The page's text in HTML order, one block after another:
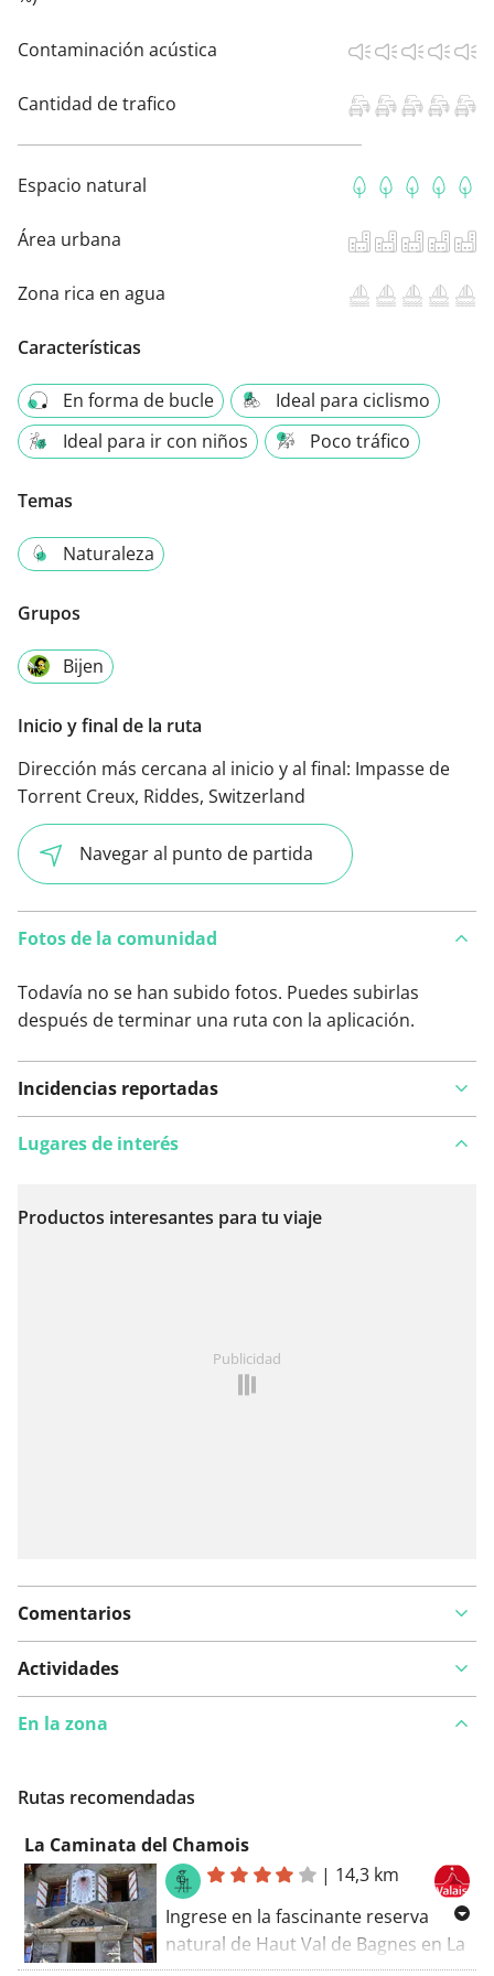
Contaminación acústica
Cantidad de trafico
Espacio natural
Área urbana
Zona rica en agua
Características
En forma de bucle
Ideal para ciclismo
Ideal para ir con niños
Poco tráfico
Temas
Naturaleza
Grupos
Bijen
Inicio y final de la ruta
Dirección más cercana al inicio y al final: Impasse de
Torrent Creux, Riddes, Switzerland
Navegar al punto de partida
Fotos de la comunidad
Todavía no se han subido fotos. Puedes subirlas
después de terminar una ruta con la aplicación.
Incidencias reportadas
Ver en el mapa
Lugares de interés
Productos interesantes para tu viaje
Publicidad
Comentarios
Actividades
En la zona
Rutas recomendadas
La Caminata del Chamois
| 14,3 km
Ingrese en la fascinante reserva
natural de Haut Val de Bagnes en La